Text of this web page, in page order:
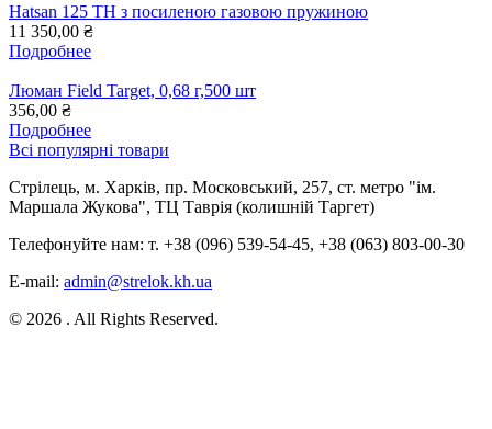
Hatsan 125 TH з посиленою газовою пружиною
11 350,00 ₴
Подробнее
Люман Field Target, 0,68 г,500 шт
356,00 ₴
Подробнее
Всі популярні товари
Стрілець, м. Харків, пр. Московський, 257, ст. метро "ім.
Маршала Жукова", ТЦ Таврія (колишній Таргет)
Телефонуйте нам: т. +38 (096) 539-54-45, +38 (063) 803-00-30
E-mail: admin@strelok.kh.ua
© 2026 . All Rights Reserved.